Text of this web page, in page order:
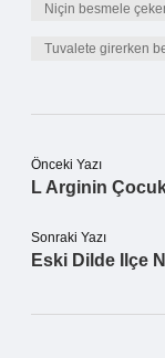
Niçin besmele
Tuvalete girerken
Önceki Yazı
L Arginin
Sonraki Yazı
Eski Dilde Ilçe